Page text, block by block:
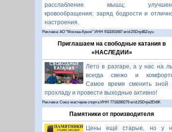
расслабление мышц;
кровообращения; заряд бодрости и
настроения.
Реклама: АО "Москва-Крым" ИНН 9111001687 erid:2SDnjdBZsyu
Приглашаем на свободные катания в
«НАСЛЕДИИ»
Лето в разгаре, а у нас на
всегда свежо и
Самое время сменить зной
прохладу и провести выходные активно!
Реклама: Союз мастеров спорта ИНН 7718289279 erid:2SDnje2Eh6K
Памятники от производителя
Цены ещё старые, но у